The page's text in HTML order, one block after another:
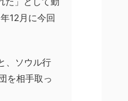
12月に今回
、ソウル行
を相手取っ